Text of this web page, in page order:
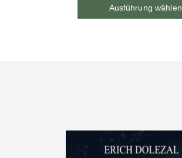
Ausführung wählen